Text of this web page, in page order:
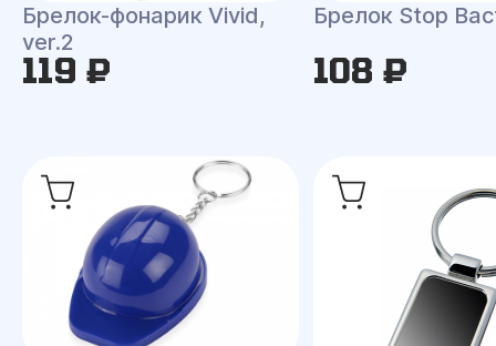
Брелок-фонарик Vivid,
ver.2
119 ₽
Брелок Stop
108 ₽